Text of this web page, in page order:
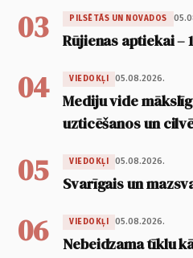
03 PILSĒTĀS UN NOVADOS
Rūjienas aptiekai –
04 VIEDOKĻI 05.08.2026.
Mediju vide
uzticēšanos un
05 VIEDOKĻI 05.08.2026.
Svarīgais un
06 VIEDOKĻI 05.08.2026.
Nebeidzama tīklu